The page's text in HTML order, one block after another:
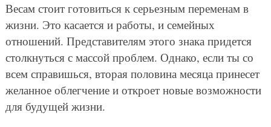
Весам стоит готовиться к серьезным переменам в
жизни. Это касается и работы, и семейных
отношений. Представителям этого знака придется
столкнуться с массой проблем. Однако, если ты со
всем справишься, вторая половина месяца принесет
желанное облегчение и откроет новые возможности
для будущей жизни.